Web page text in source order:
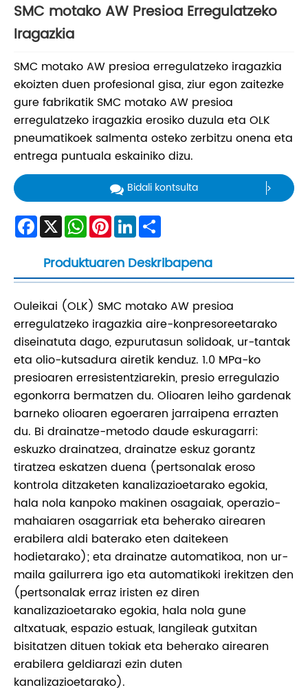
SMC motako AW Presioa Erregulatzeko
Iragazkia
SMC motako AW presioa erregulatzeko iragazkia
ekoizten duen profesional gisa, ziur egon zaitezke
gure fabrikatik SMC motako AW presioa
erregulatzeko iragazkia erosiko duzula eta OLK
pneumatikoek salmenta osteko zerbitzu onena eta
entrega puntuala eskainiko dizu.
Bidali kontsulta
Facebook
X WhatsApp
Pinterest
LinkedIn
Produktuaren Deskribapena
Ouleikai (OLK) SMC motako AW presioa
erregulatzeko iragazkia aire-konpresoreetarako
diseinatuta dago, ezpurutasun solidoak, ur-tantak
eta olio-kutsadura airetik kenduz. 1.0 MPa-ko
presioaren erresistentziarekin, presio erregulazio
egonkorra bermatzen du. Olioaren leiho gardenak
barneko olioaren egoeraren jarraipena errazten
du. Bi drainatze-metodo daude eskuragarri:
eskuzko drainatzea, drainatze eskuz gorantz
tiratzea eskatzen duena (pertsonalak eroso
kontrola ditzaketen kanalizazioetarako egokia,
hala nola kanpoko makinen osagaiak, operazio-
mahaiaren osagarriak eta beherako airearen
erabilera aldi baterako eten daitekeen
hodietarako); eta drainatze automatikoa, non ur-
maila gailurrera igo eta automatikoki irekitzen den
(pertsonalak erraz iristen ez diren
kanalizazioetarako egokia, hala nola gune
altxatuak, espazio estuak, langileak gutxitan
bisitatzen dituen tokiak eta beherako airearen
erabilera geldiarazi ezin duten
kanalizazioetarako).